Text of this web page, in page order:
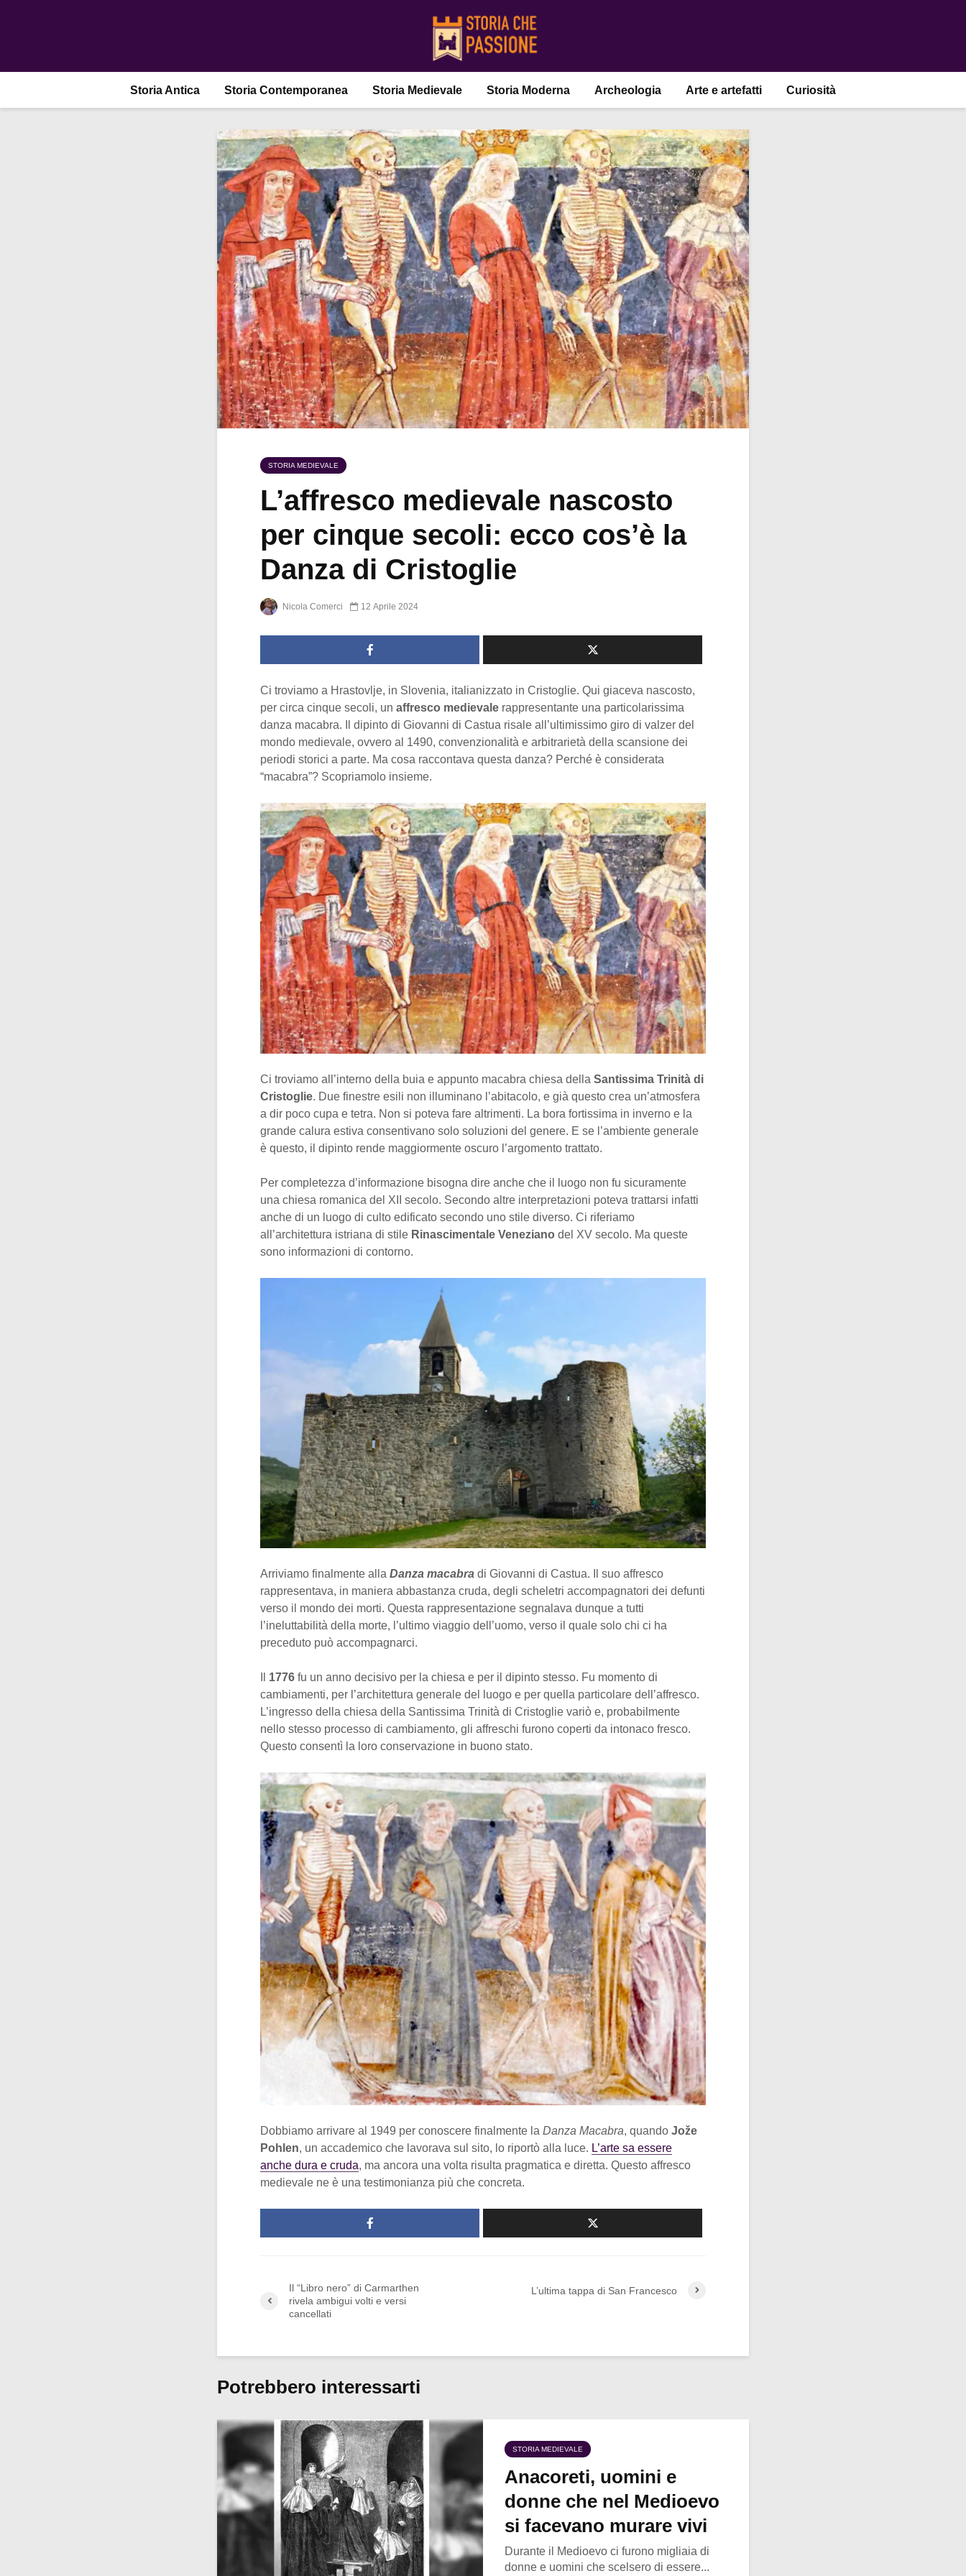
Storia Antica Storia Contemporanea Storia Medievale Storia Moderna Archeologia Arte e artefatti Curiosità
STORIA MEDIEVALE
L’affresco medievale nascosto
per cinque secoli: ecco cos’è la
Danza di Cristoglie
Nicola Comerci 12 Aprile 2024
Ci troviamo a Hrastovlje, in Slovenia, italianizzato in Cristoglie. Qui giaceva nascosto,
per circa cinque secoli, un affresco medievale rappresentante una particolarissima
danza macabra. Il dipinto di Giovanni di Castua risale all’ultimissimo giro di valzer del
mondo medievale, ovvero al 1490, convenzionalità e arbitrarietà della scansione dei
periodi storici a parte. Ma cosa raccontava questa danza? Perché è considerata
“macabra”? Scopriamolo insieme.
Ci troviamo all’interno della buia e appunto macabra chiesa della Santissima Trinità di
Cristoglie. Due finestre esili non illuminano l’abitacolo, e già questo crea un’atmosfera
a dir poco cupa e tetra. Non si poteva fare altrimenti. La bora fortissima in inverno e la
grande calura estiva consentivano solo soluzioni del genere. E se l’ambiente generale
è questo, il dipinto rende maggiormente oscuro l’argomento trattato.
Per completezza d’informazione bisogna dire anche che il luogo non fu sicuramente
una chiesa romanica del XII secolo. Secondo altre interpretazioni poteva trattarsi infatti
anche di un luogo di culto edificato secondo uno stile diverso. Ci riferiamo
all’architettura istriana di stile Rinascimentale Veneziano del XV secolo. Ma queste
sono informazioni di contorno.
Arriviamo finalmente alla Danza macabra di Giovanni di Castua. Il suo affresco
rappresentava, in maniera abbastanza cruda, degli scheletri accompagnatori dei defunti
verso il mondo dei morti. Questa rappresentazione segnalava dunque a tutti
l’ineluttabilità della morte, l’ultimo viaggio dell’uomo, verso il quale solo chi ci ha
preceduto può accompagnarci.
1776 fu un anno decisivo per la chiesa e per il dipinto stesso. Fu momento di
cambiamenti, per l’architettura generale del luogo e per quella particolare dell’affresco.
L’ingresso della chiesa della Santissima Trinità di Cristoglie variò e, probabilmente
nello stesso processo di cambiamento, gli affreschi furono coperti da intonaco fresco.
Questo consentì la loro conservazione in buono stato.
Dobbiamo arrivare al 1949 per conoscere finalmente la Danza Macabra, quando Jože
Pohlen, un accademico che lavorava sul sito, lo riportò alla luce. L’arte sa essere
anche dura e cruda, ma ancora una volta risulta pragmatica e diretta. Questo affresco
medievale ne è una testimonianza più che concreta.
Il “Libro nero” di Carmarthen
rivela ambigui volti e versi
cancellati
L’ultima tappa di San Francesco
Potrebbero interessarti
STORIA MEDIEVALE
Anacoreti, uomini e
donne che nel Medioevo
si facevano murare vivi
Durante il Medioevo ci furono migliaia di
donne e uomini che scelsero di essere...